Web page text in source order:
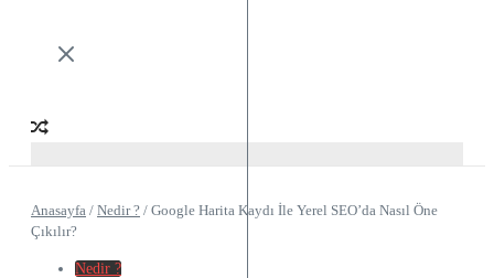
Anasayfa / Nedir ? / Google Harita Kaydı İle Yerel SEO’da Nasıl Öne
Çıkılır?
Nedir ?